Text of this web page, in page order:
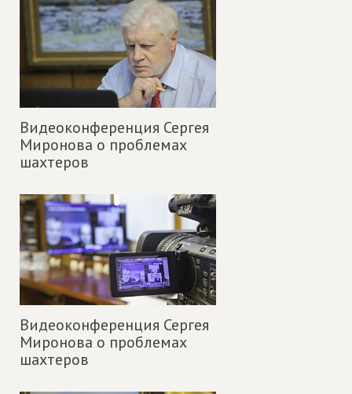
Видеоконференция Сергея
Миронова о проблемах
шахтеров
Видеоконференция Сергея
Миронова о проблемах
шахтеров